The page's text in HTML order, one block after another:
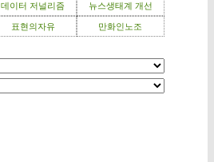
데이터 저널리즘 뉴스생태계 개선
표현의자유 만화인노조